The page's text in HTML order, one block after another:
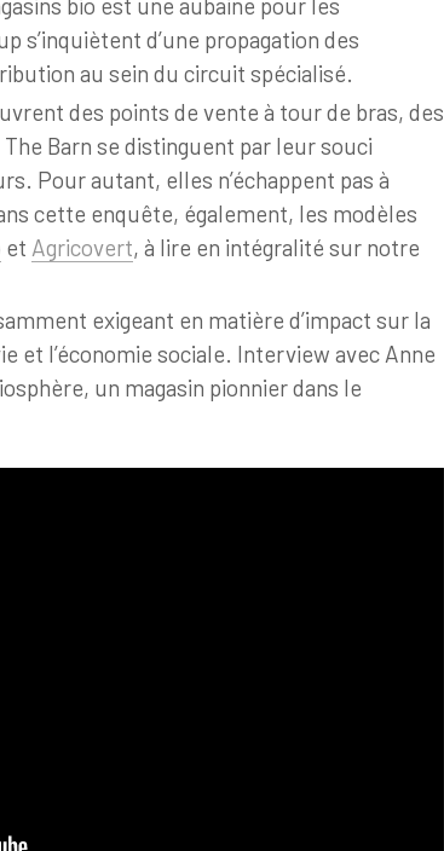
bio est une aubaine pour les
s’inquiètent d’une propagation des
au sein du circuit spécialisé.
des points de vente à tour de bras, des
Barn se distinguent par leur souci
Pour autant, elles n’échappent pas à
cette enquête, également, les modèles
et Agricovert, à lire en intégralité sur notre
exigeant en matière d’impact sur la
et l’économie sociale. Interview avec Anne
un magasin pionnier dans le